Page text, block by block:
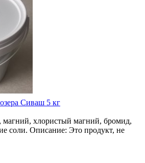
Сиваш 5 кг
магний, хлористый магний, бромид,
соли. Описание: Это продукт, не